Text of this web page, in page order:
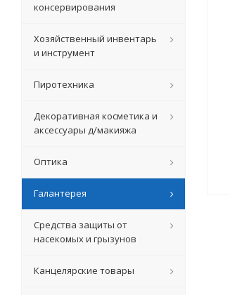
консервирования
Хозяйственный инвентарь
и инструмент
Пиротехника
Декоративная косметика и
аксессуары д/макияжа
Оптика
Галантерея
Средства защиты от
насекомых и грызунов
Канцелярские товары